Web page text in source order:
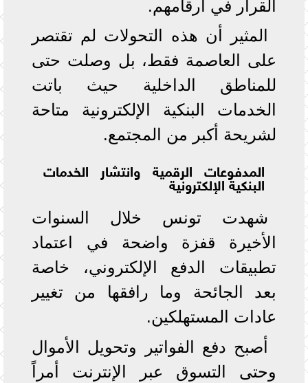
القرار في أرقامهم.
المثير أن هذه التحولات لم تقتصر
على العاصمة فقط، بل وصلت حتى
للمناطق الداخلية حيث باتت
الخدمات البنكية الإلكترونية متاحة
لشريحة أكبر من المجتمع.
المدفوعات الرقمية وانتشار الخدمات
البنكية الإلكترونية
شهدت تونس خلال السنوات
الأخيرة قفزة واضحة في اعتماد
تطبيقات الدفع الإلكتروني، خاصة
بعد الجائحة وما رافقها من تغيير
عادات المستهلكين.
أصبح دفع الفواتير وتحويل الأموال
وحتى التسوق عبر الإنترنت أمراً